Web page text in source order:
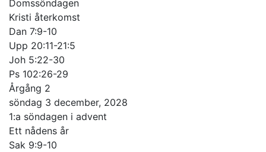
Domssöndagen
Kristi återkomst
Dan 7:9-10
Upp 20:11-21:5
Joh 5:22-30
Ps 102:26-29
Årgång 2
söndag 3 december, 2028
1:a söndagen i advent
Ett nådens år
Sak 9:9-10